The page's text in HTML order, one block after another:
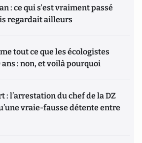
: ce qui s'est vraiment passé
regardait ailleurs
tout ce que les écologistes
: non, et voilà pourquoi
: l’arrestation du chef de la DZ
vraie-fausse détente entre